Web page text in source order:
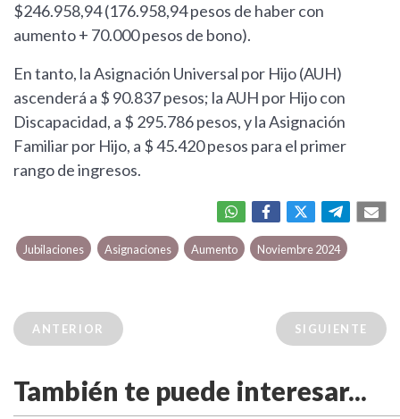
$246.958,94 (176.958,94 pesos de haber con
aumento + 70.000 pesos de bono).
En tanto, la Asignación Universal por Hijo (AUH)
ascenderá a $ 90.837 pesos; la AUH por Hijo con
Discapacidad, a $ 295.786 pesos, y la Asignación
Familiar por Hijo, a $ 45.420 pesos para el primer
rango de ingresos.
Jubilaciones Asignaciones Aumento Noviembre 2024
ANTERIOR SIGUIENTE
También te puede interesar...